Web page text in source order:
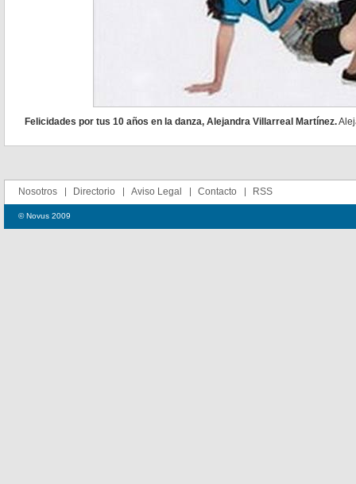
Felicidades por tus 10 años en la danza, Alejandra Villarreal Martínez.
Nosotros Directorio Aviso Legal Contacto RSS
© Novus 2009